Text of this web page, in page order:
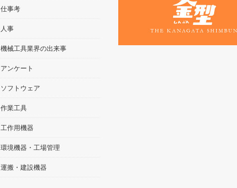
仕事考
人事
機械工具業界の出来事
アンケート
ソフトウェア
作業工具
工作用機器
環境機器・工場管理
運搬・建設機器